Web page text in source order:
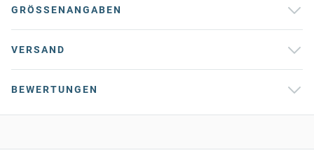
GRÖSSENANGABEN
VERSAND
BEWERTUNGEN